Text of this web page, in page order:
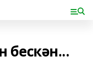
бескән...